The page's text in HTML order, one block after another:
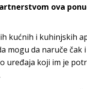
ova
kućnih i kuhinjskih
mogu da naruče čak
uređaja koji im je